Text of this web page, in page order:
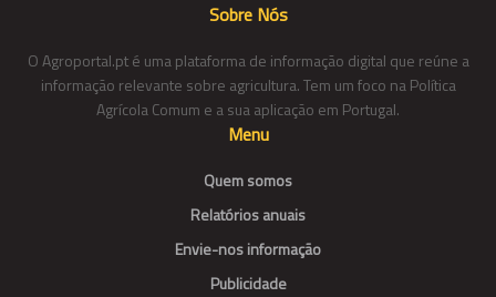
Sobre Nós
O Agroportal.pt é uma plataforma de informação digital que reúne a
informação relevante sobre agricultura. Tem um foco na Política
Agrícola Comum e a sua aplicação em Portugal.
Menu
Quem somos
Relatórios anuais
Envie-nos informação
Publicidade